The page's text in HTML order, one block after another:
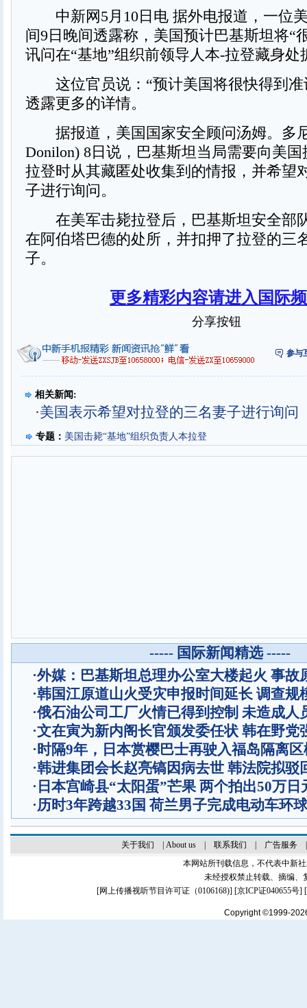
中新网5月10日电 据外电报道，一位
间9日晚间透露称，美国预计巴基斯坦将“
讯问在“基地”组织前领导人本-拉登藏身处
这位官员说：“预计美国将很快得到准
透露更多的详情。
据报道，美国国家安全顾问汤姆。多
Donilon) 8日说，巴基斯坦当局需要向美
拉登时从其藏匿处收集到的情报，并希望
子进行询问。
在美军击毙拉登后，巴基斯坦安全部
在阿伯塔巴德的处所，并扣押了拉登的三
子。
更多精彩内容请进入国际
分享按钮
参与
相关新闻:
·美国表示希望对拉登的三名妻子进行询问
专题： 美国击毙“基地”组织负责人本拉登
----- 国际新闻精选 -----
·外媒：巴基斯坦总理办公室大楼起火 事故
·韩国江原道山火受灾申报时间延长 调查规
·俄石油公司工厂火情已得到控制 未造成人
·文在寅为新内阁长官颁发委任状 韩在野党
·时隔9年，日本赏樱巴士再驶入福岛隔离
·韩进集团会长赵亮镐因病去世 韩法院拟驳
· 日本宫崎县“太阳蛋”芒果 两个拍出50万日
·历时3年跨越33国 荷兰男子完成电动车环
关于我们 About us| 联系我们 广告服务
本网站所刊载信息，不代表中新
未经授权禁止转载、摘编、
[网上传播视听节目许可证（0106168)] [京ICP证040655号]
Copyright ©1999-